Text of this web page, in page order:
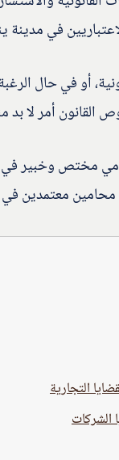
في مدينة
أو في حال
أمر لا بد
مختص وخبير في
معتمدين في
التجارية
الشركات